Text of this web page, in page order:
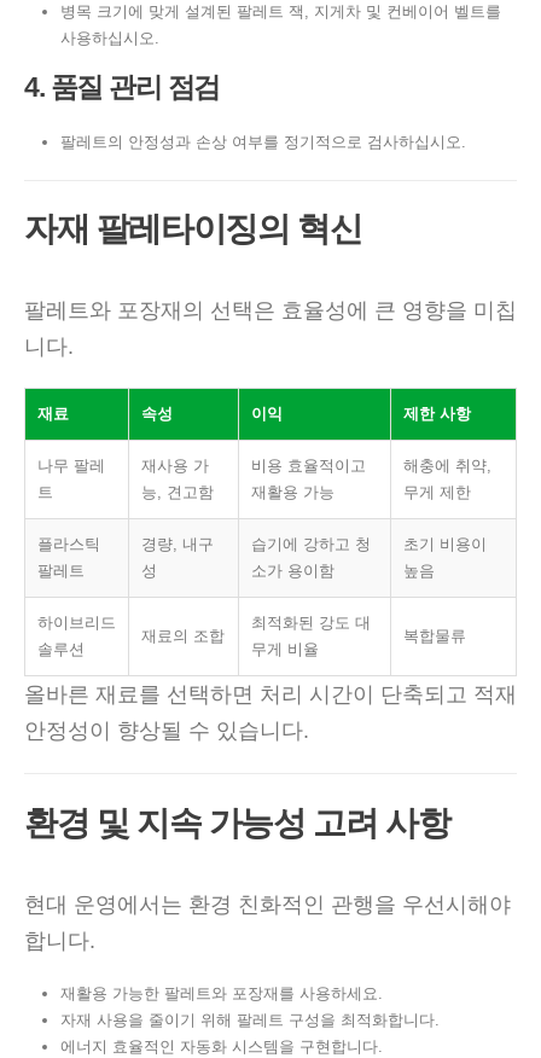
병목 크기에 맞게 설계된 팔레트 잭, 지게차 및 컨베이어 벨트를
사용하십시오.
4. 품질 관리 점검
팔레트의 안정성과 손상 여부를 정기적으로 검사하십시오.
자재 팔레타이징의 혁신
팔레트와 포장재의 선택은 효율성에 큰 영향을 미칩
니다.
재료 속성 이익 제한 사항
나무 팔레
트
재사용 가
능, 견고함
비용 효율적이고
재활용 가능
해충에 취약,
무게 제한
플라스틱
팔레트
경량, 내구
성
습기에 강하고 청
소가 용이함
초기 비용이
높음
하이브리드
솔루션
재료의 조합
최적화된 강도 대
무게 비율
복합물류
올바른 재료를 선택하면 처리 시간이 단축되고 적재
안정성이 향상될 수 있습니다.
환경 및 지속 가능성 고려 사항
현대 운영에서는 환경 친화적인 관행을 우선시해야
합니다.
재활용 가능한 팔레트와 포장재를 사용하세요.
자재 사용을 줄이기 위해 팔레트 구성을 최적화합니다.
에너지 효율적인 자동화 시스템을 구현합니다.